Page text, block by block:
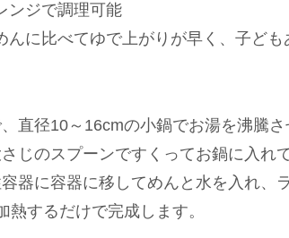
ンジで調理可能
んに比べてゆで上がりが早く、子ど
直径10～16cmの小鍋でお湯を沸騰
じのスプーンですくってお鍋に入れ
器に容器に移してめんと水を入れ、
熱するだけで完成します。